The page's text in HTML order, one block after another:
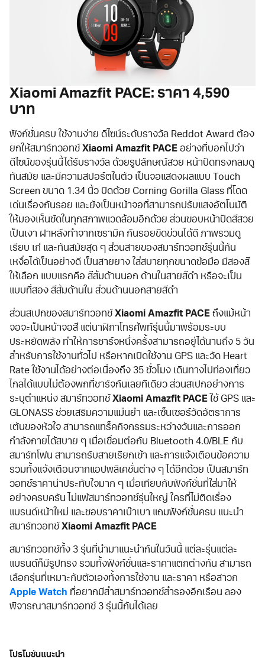
Xiaomi Amazfit PACE: ราคา 4,590
บาท
ฟังก์ชั่นครบ ใช้งานง่าย ดีไซน์ระดับรางวัล Reddot Award ต้อง
ยกให้สมาร์ทวอทช์ Xiaomi Amazfit PACE อย่างที่บอกไปว่า
ดีไซน์ของรุ่นนี้ได้รับรางวัล ด้วยรูปลักษณ์สวย หน้าปัดทรงกลมดู
ทันสมัย และมีความสปอร์ตในตัว เป็นจอแสดงผลแบบ Touch
Screen ขนาด 1.34 นิ้ว ปิดด้วย Corning Gorilla Glass ที่โดด
เด่นเรื่องกันรอย และยังเป็นหน้าจอที่สามารถปรับแสงอัตโนมัติ
ให้มองเห็นชัดในทุกสภาพแวดล้อมอีกด้วย ส่วนขอบหน้าปัดสีสวย
เป็นเงา ฝาหลังทำจากเซรามิค กันรอยขีดข่วนได้ดี ภาพรวมดู
เรียบ เก๋ และทันสมัยสุด ๆ ส่วนสายของสมาร์ทวอทช์รุ่นนี้กัน
เหงื่อได้เป็นอย่างดี เป็นสายยาง ใส่สบายทุกขนาดข้อมือ มีสองสี
ให้เลือก แบบแรกคือ สีส้มด้านนอก ด้านในสายสีดำ หรือจะเป็น
แบบที่สอง สีส้มด้านใน ส่วนด้านนอกสายสีดำ
ส่วนสเปกของสมาร์ทวอทช์ Xiaomi Amazfit PACE ถึงแม้หน้า
จอจะเป็นหน้าจอสี แต่นาฬิกาโทรศัพท์รุ่นนี้มาพร้อมระบบ
ประหยัดพลัง ทำให้การชาร์จหนึ่งครั้งสามารถอยู่ได้นานถึง 5 วัน
สำหรับการใช้งานทั่วไป หรือหากเปิดใช้งาน GPS และวัด Heart
Rate ใช้งานได้อย่างต่อเนื่องถึง 35 ชั่วโมง เดินทางไปท่องเที่ยว
ไกลได้แบบไม่ต้องพกที่ชาร์จกันเลยทีเดียว ส่วนสเปกอย่างการ
ระบุตำแหน่ง สมาร์ทวอทช์ Xiaomi Amazfit PACE ใช้ GPS และ
GLONASS ช่วยเสริมความแม่นยำ และเซ็นเซอร์วัดอัตราการ
เต้นของหัวใจ สามารถแทร็คกิจกรรมระหว่างวันและการออก
กำลังกายได้สบาย ๆ เมื่อเชื่อมต่อกับ Bluetooth 4.0/BLE กับ
สมาร์ทโฟน สามารถรับสายเรียกเข้า และการแจ้งเตือนข้อความ
รวมทั้งแจ้งเตือนจากแอปพลิเคชั่นต่าง ๆ ได้อีกด้วย เป็นสมาร์ท
วอทช์ราคาน่าประทับใจมาก ๆ เมื่อเทียบกับฟังก์ชั่นที่ใส่มาให้
อย่างครบครัน ไม่แพ้สมาร์ทวอทช์รุ่นใหญ่ ใครที่ไม่ติดเรื่อง
แบรนด์หน้าใหม่ และชอบราคาเบ๊าเบา แถมฟังก์ชั่นครบ แนะนำ
สมาร์ทวอทช์ Xiaomi Amazfit PACE
สมาร์ทวอทช์ทั้ง 3 รุ่นที่นำมาแนะนำกันในวันนี้ แต่ละรุ่นแต่ละ
แบรนด์ก็มีรูปทรง รวมทั้งฟังก์ชั่นและราคาแตกต่างกัน สามารถ
เลือกรุ่นที่เหมาะกับตัวเองทั้งการใช้งาน และราคา หรือสาวก
Apple Watch ที่อยากมีสำสมาร์ทวอทช์สำรองอีกเรือน ลอง
พิจารณาสมาร์ทวอทช์ 3 รุ่นนี้กันได้เลย
โปรโมชันแนะนำ